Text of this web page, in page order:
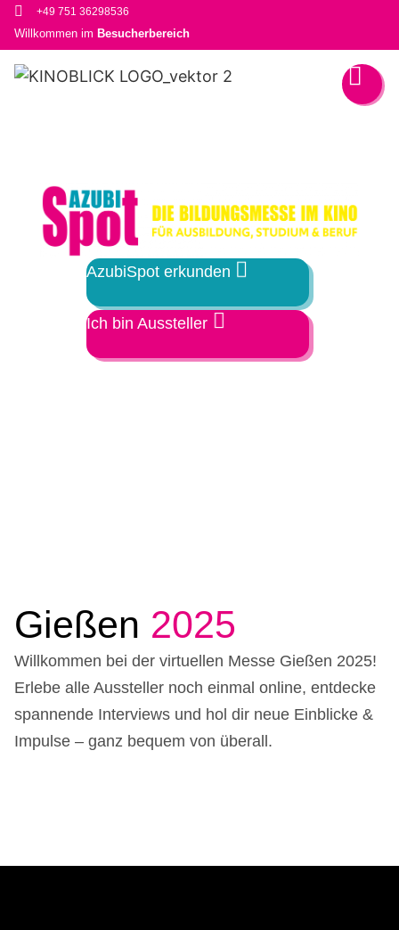
+49 751 36298536
Willkommen im Besucherbereich
AzubiSpot erkunden
Ich bin Aussteller
Gießen 2025
Willkommen bei der virtuellen Messe Gießen 2025!
Erlebe alle Aussteller noch einmal online, entdecke
spannende Interviews und hol dir neue Einblicke &
Impulse – ganz bequem von überall.